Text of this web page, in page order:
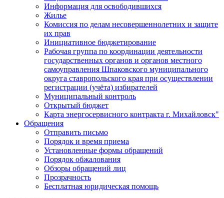
Информация для освободившихся
Жилье
Комиссия по делам несовершеннолетних и защите
их прав
Инициативное бюджетирование
Рабочая группа по координации деятельности
государственных органов и органов местного
самоуправления Шпаковского муниципального
округа ставропольского края при осуществлении
регистрации (учёта) избирателей
Муниципальный контроль
Открытый бюджет
Карта энергосервисного контракта г. Михайловск"
Обращения
Отправить письмо
Порядок и время приема
Установленные формы обращений
Порядок обжалования
Обзоры обращений лиц
Прозрачность
Бесплатная юридическая помощь